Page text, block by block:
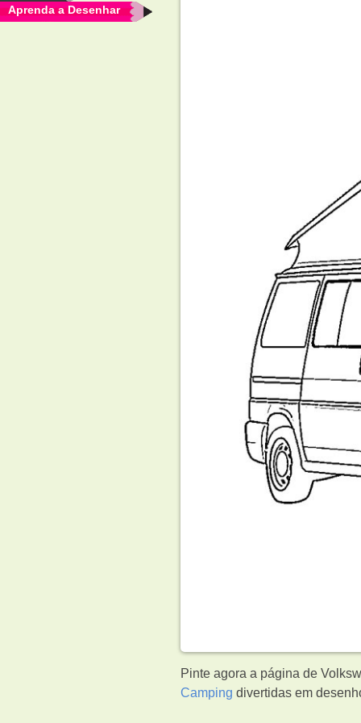
Aprenda a Desenhar
Pinte agora a página de
Camping divertidas em